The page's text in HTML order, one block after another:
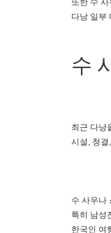
또한 수
다낭 일부
수
최근 다낭
시설, 청
수 사우나
특히 남성
한국인 여